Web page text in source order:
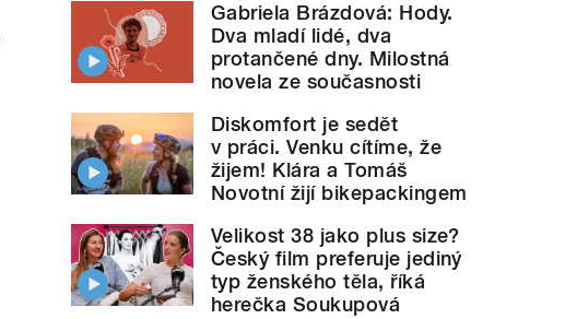
Gabriela Brázdová: Hody.
Dva mladí lidé, dva
protančené dny. Milostná
novela ze současnosti
Diskomfort je sedět
v práci. Venku cítíme, že
žijem! Klára a Tomáš
Novotní žijí bikepackingem
Velikost 38 jako plus size?
Český film preferuje jediný
typ ženského těla, říká
herečka Soukupová